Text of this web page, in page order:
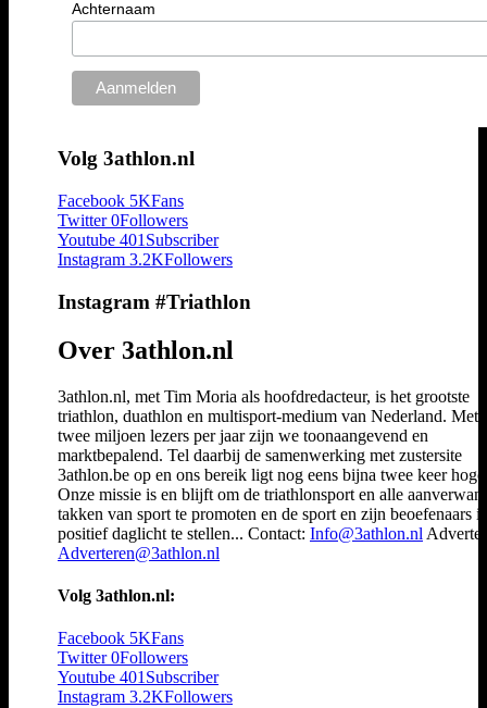
Achternaam
Volg 3athlon.nl
Facebook 5KFans
Twitter 0Followers
Youtube 401 Subscriber
Instagram 3.2KFollowers
Instagram #Triathlon
Over 3athlon.nl
3athlon.nl, met Tim Moria als hoofdredacteur, is het grootste
triathlon, duathlon en multisport-medium van Nederland. Met
twee miljoen lezers per jaar zijn we toonaangevend en
marktbepalend. Tel daarbij de samenwerking met zustersite
3athlon.be op en ons bereik ligt nog eens bijna twee keer
Onze missie is en blijft om de triathlonsport en alle
takken van sport te promoten en de sport en zijn beoefenaars
positief daglicht te stellen... Contact: Info@3athlon.nl
Adverteren@3athlon.nl
Volg 3athlon.nl:
Facebook 5KFans
Twitter 0Followers
Youtube 401 Subscriber
Instagram 3.2KFollowers